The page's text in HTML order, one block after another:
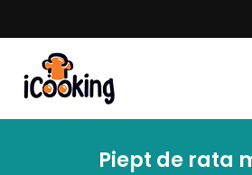
Piept de rata